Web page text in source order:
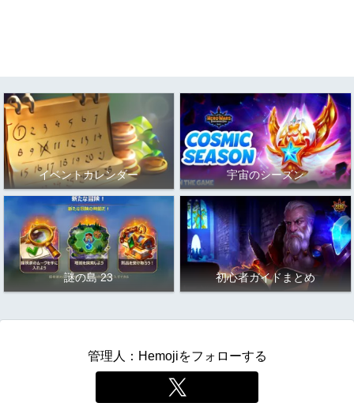
イベントカレンダー 宇宙のシーズン
謎の島 23 初心者ガイドまとめ
管理人：Hemojiをフォローする